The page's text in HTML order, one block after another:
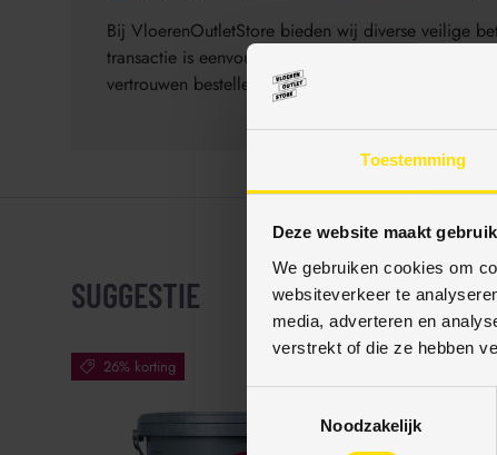
Toestemming
Deze website maakt
We gebruiken cookies om
websiteverkeer te
media, adverteren en
verstrekt of die ze hebben
Noodzakelijk
Bij VloerenOutletStore bieden wij diverse veilige
transactie is eenvoudig, veilig en gegarandeerd
vertrouwen bestellen.
SUGGESTIE
26% korting